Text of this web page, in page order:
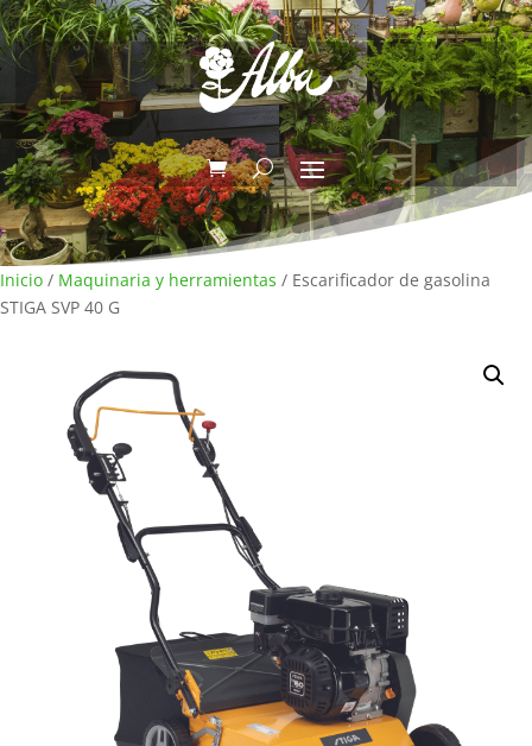
Inicio / Maquinaria y herramientas / Escarificador de gasolina
STIGA SVP 40 G